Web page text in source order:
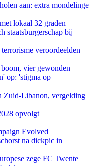
aan: extra mondelinge
lokaal 32 graden
staatsburgerschap bij
veroordeelden
vier gewonden
op: 'stigma op
Zuid-Libanon, vergelding
opvolgt
Evolved
na dickpic in
zege FC Twente